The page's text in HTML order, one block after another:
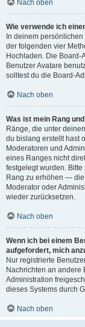
Nach oben
Wie verwende ich
In deinem
der folgenden vier
Hochladen. Die Board-
Benutzer Avatare
solltest du die Board-
Nach oben
Was ist mein Rang
Ränge, die unter
du bislang erstellt hast
Moderatoren und
eines Ranges nicht
festgelegt wurden.
Rang zu erhöhen —
Moderator oder
wieder zurücksetzen.
Nach oben
Wenn ich bei einem
aufgefordert, mich
Nur registrierte
Nachrichten an andere
Administration
dieses Systems durch
Nach oben